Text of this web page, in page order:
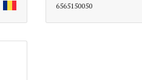
6565150050